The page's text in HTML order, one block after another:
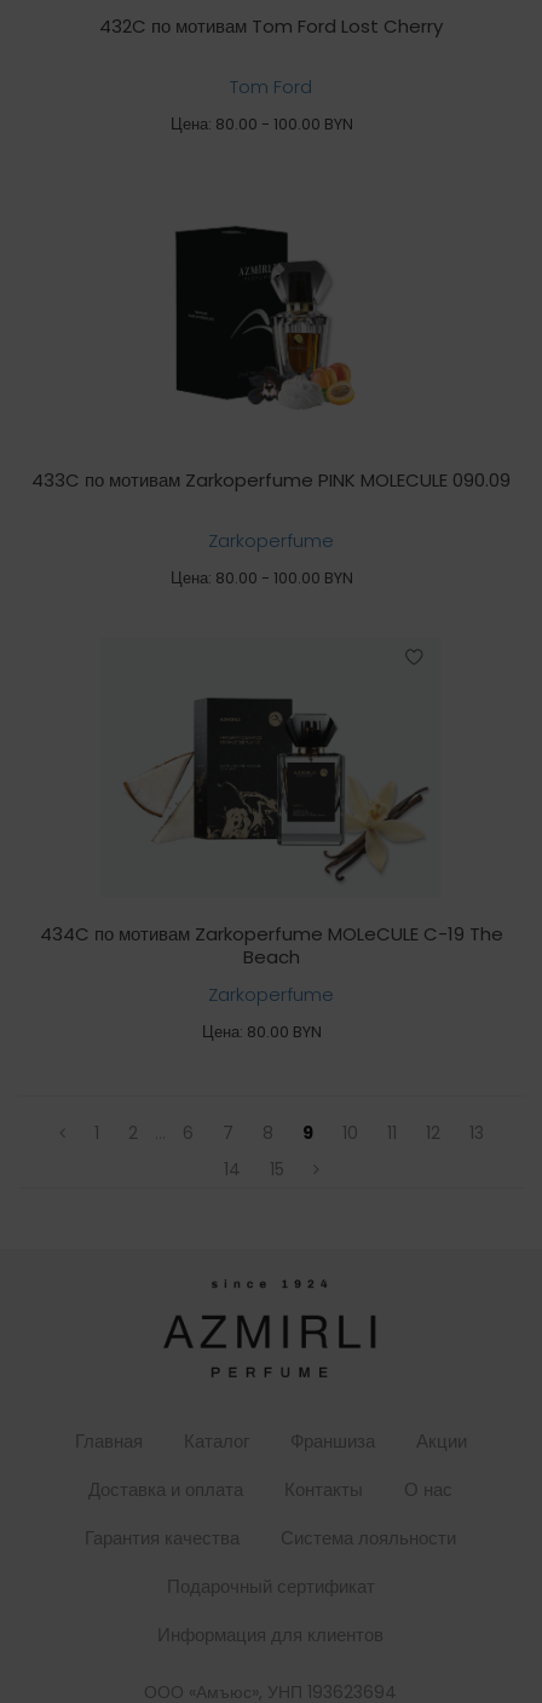
432C по мотивам Tom Ford Lost Cherry
Tom Ford
Цена: 80.00 - 100.00 BYN
433C по мотивам Zarkoperfume PINK MOLECULE 090.09
Zarkoperfume
Цена: 80.00 - 100.00 BYN
434C по мотивам Zarkoperfume MOLeCULE C-19 The
Beach
Zarkoperfume
Цена: 80.00 BYN
1 2 6 7 8 9 10 11 12
13
14
15
Главная Каталог Франшиза
Акции
Доставка и оплата
Контакты
О нас
Гарантия качества
Система лояльности
Подарочный сертификат
Информация для клиентов
ООО «Амъюс», УНП 193623694